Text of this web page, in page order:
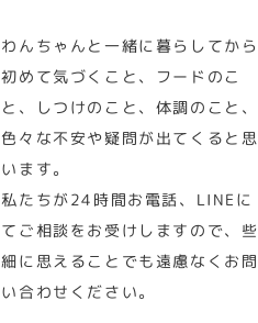
わんちゃんと一緒に暮らしてから
初めて気づくこと、フードのこ
と、しつけのこと、体調のこと、
色々な不安や疑問が出てくると思
います。
私たちが24時間お電話、LINEに
てご相談をお受けしますので、些
細に思えることでも遠慮なくお問
い合わせください。